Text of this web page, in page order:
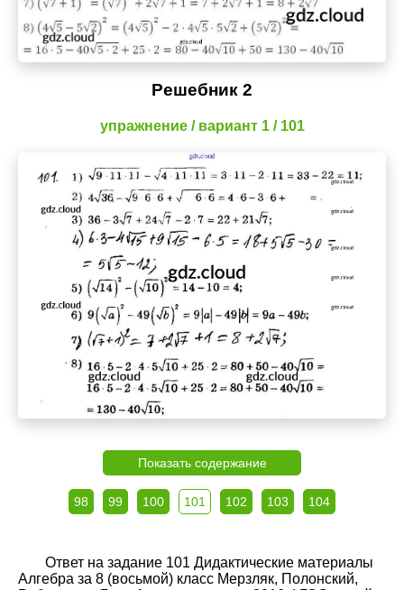
Решебник 2
упражнение / вариант 1 / 101
Показать содержание
98 99 100 101 102 103 104
Ответ на задание 101 Дидактические материалы
Алгебра за 8 (восьмой) класс Мерзляк, Полонский,